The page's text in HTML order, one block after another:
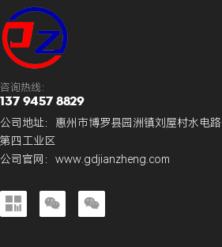
咨询热线：
137 9457 8829
公司地址：惠州市博罗县园洲镇刘屋村水电路
第四工业区
公司官网： www.gdjianzheng.com
  